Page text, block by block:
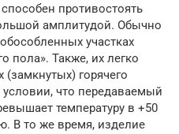
противостоять
амплитудой. Обычно
участках
пола». Также, их легко
(замкнутых) горячего
что передаваемый
температуру в +50
В то же время, изделие